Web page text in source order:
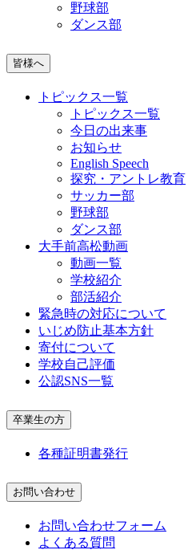
野球部
ダンス部
皆様へ
トピックス一覧
トピックス一覧
今日の出来事
お知らせ
English Speech
探究・アントレ教育
サッカー部
野球部
ダンス部
大手前高松動画
動画一覧
学校紹介
部活紹介
緊急時の対応について
いじめ防止基本方針
寄付について
学校自己評価
公認SNS一覧
卒業生の方
各種証明書発行
お問い合わせ
お問い合わせフォーム
よくある質問